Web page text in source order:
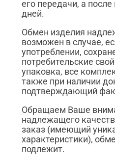
его передачи, а
дней.
Обмен изделия
возможен в случае,
употреблении,
потребительские
упаковка, все
также при наличии
подтверждающий
Обращаем Ваше
надлежащего
заказ (имеющий
характеристики),
подлежит.